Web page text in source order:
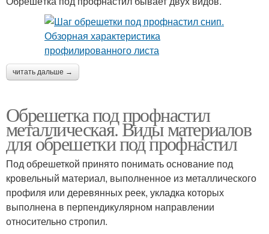
читать дальше →
Обрешетка под профнастил
металлическая. Виды материалов
для обрешетки под профнастил
Под обрешеткой принято понимать основание под
кровельный материал, выполненное из металлического
профиля или деревянных реек, укладка которых
выполнена в перпендикулярном направлении
относительно стропил.